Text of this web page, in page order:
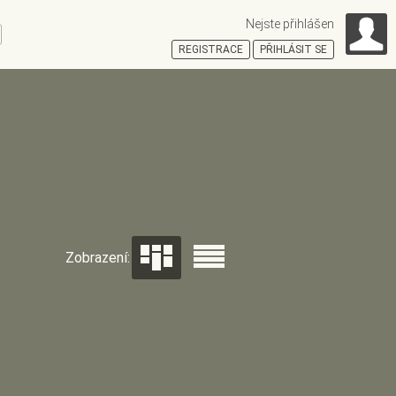
Zobrazení:
Nejste přihlášen
REGISTRACE PŘIHLÁSIT SE